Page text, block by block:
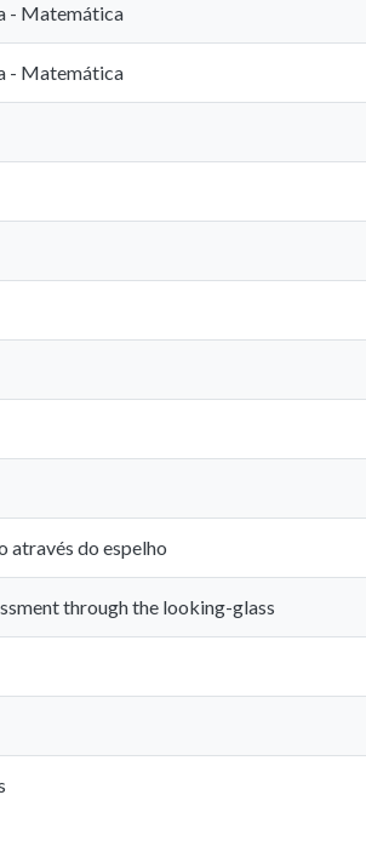
- Matemática
- Matemática
através do espelho
through the looking-glass